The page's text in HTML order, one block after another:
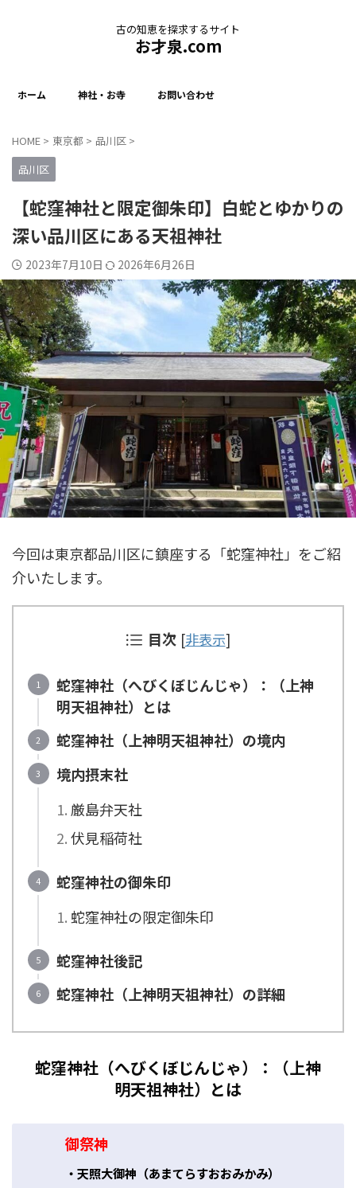
古の知恵を探求するサイト
お才泉.com
ホーム 神社・お寺 お問い合わせ
HOME > 東京都 > 品川区 >
品川区
【蛇窪神社と限定御朱印】白蛇とゆかりの
深い品川区にある天祖神社
2023年7月10日 2026年6月26日
今回は東京都品川区に鎮座する「蛇窪神社」をご紹
介いたします。
目次 [非表示]
蛇窪神社（へびくぼじんじゃ）：（上神
明天祖神社）とは
蛇窪神社（上神明天祖神社）の境内
境内摂末社
厳島弁天社
伏見稲荷社
蛇窪神社の御朱印
蛇窪神社の限定御朱印
蛇窪神社後記
蛇窪神社（上神明天祖神社）の詳細
蛇窪神社（へびくぼじんじゃ）：（上神
明天祖神社）とは
御祭神
・天照大御神（あまてらすおおみかみ）